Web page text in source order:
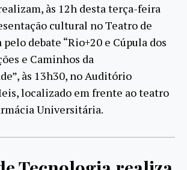
às 12h desta terça-feira
cultural no Teatro de
debate “Rio+20 e Cúpula dos
e Caminhos da
às 13h30, no Auditório
localizado em frente ao teatro
Universitária.